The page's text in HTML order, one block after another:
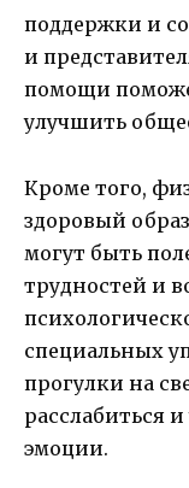
поддержки и
и
помощи
улучшить
Кроме того,
здоровый
могут быть
трудностей и
специальных
прогулки на
расслабиться
эмоции.